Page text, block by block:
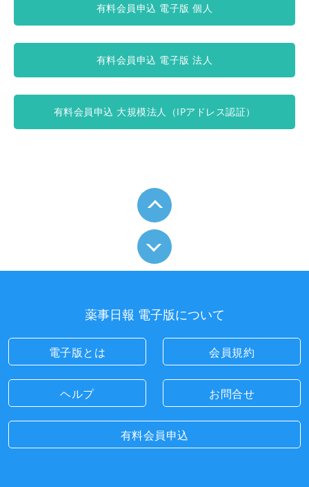
有料会員申込 電子版 個人
有料会員申込 電子版 法人
有料会員申込 大規模法人（IPアドレス認証）
薬事日報 電子版について
電子版とは 会員規約
ヘルプ お問合せ
有料会員申込